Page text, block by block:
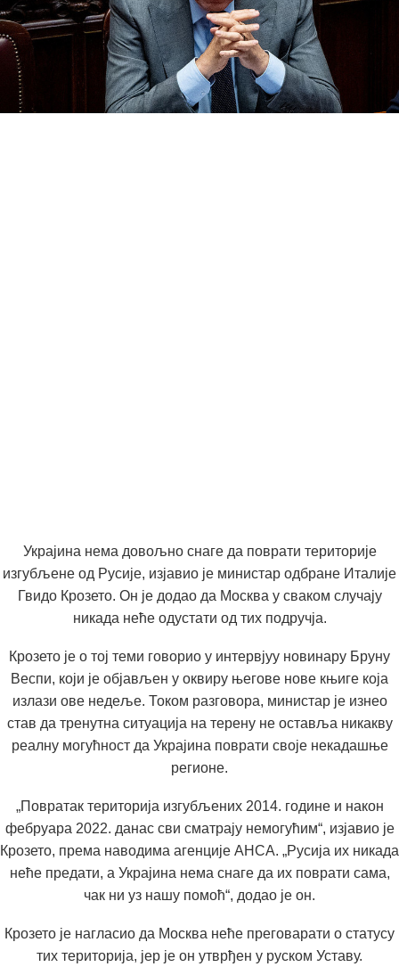
Украјина нема довољно снаге да поврати територије
изгубљене од Русије, изјавио је министар одбране Италије
Гвидо Крозето. Он је додао да Москва у сваком случају
никада неће одустати од тих подручја.
Крозето је о тој теми говорио у интервјуу новинару Бруну
Веспи, који је објављен у оквиру његове нове књиге која
излази ове недеље. Током разговора, министар је изнео
став да тренутна ситуација на терену не оставља никакву
реалну могућност да Украјина поврати своје некадашње
регионе.
„Повратак територија изгубљених 2014. године и након
фебруара 2022. данас сви сматрају немогућим“, изјавио је
Крозето, према наводима агенције АНСА. „Русија их никада
неће предати, а Украјина нема снаге да их поврати сама,
чак ни уз нашу помоћ“, додао је он.
Крозето је нагласио да Москва неће преговарати о статусу
тих територија, јер је он утврђен у руском Уставу.